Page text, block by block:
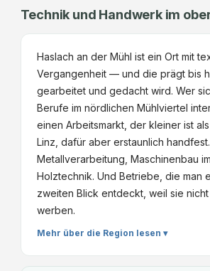
Technik und Handwerk im
Haslach an der Mühl ist ein Ort mit
Vergangenheit — und die prägt bis
gearbeitet und gedacht wird. Wer
Berufe im nördlichen Mühlviertel
einen Arbeitsmarkt, der kleiner ist
Linz, dafür aber erstaunlich handfest.
Metallverarbeitung, Maschinenbau
Holztechnik. Und Betriebe, die man
zweiten Blick entdeckt, weil sie nicht
werben.
Mehr über die Region lesen ▾